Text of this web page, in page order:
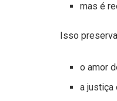
mas é
Isso
o amor
a justiça